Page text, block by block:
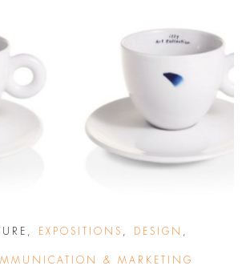
EXPOSITIONS DESIGN
& MARKETING